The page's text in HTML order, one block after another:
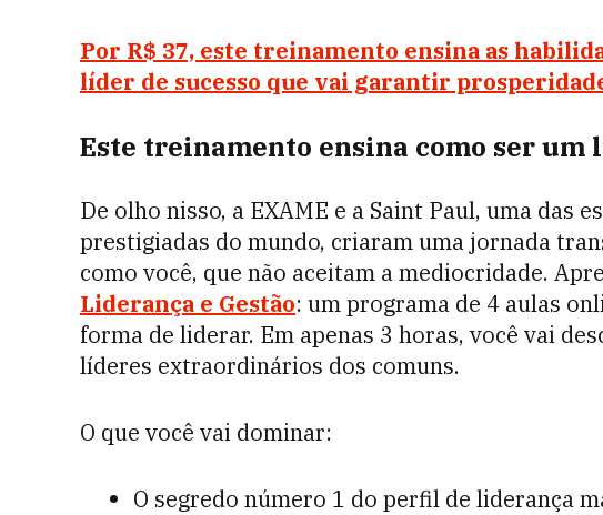
Por R$ 37, este treinamento ensina as
líder de sucesso que vai garantir
Este treinamento ensina como ser um
De olho nisso, a EXAME e a Saint Paul, uma das
prestigiadas do mundo, criaram uma jornada
como você, que não aceitam a mediocridade.
Liderança e Gestão: um programa de 4 aulas
forma de liderar. Em apenas 3 horas, você vai
líderes extraordinários dos comuns.
O que você vai dominar:
O segredo número 1 do perfil de liderança